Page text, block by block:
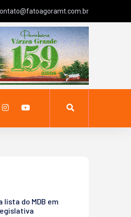
do MDB em